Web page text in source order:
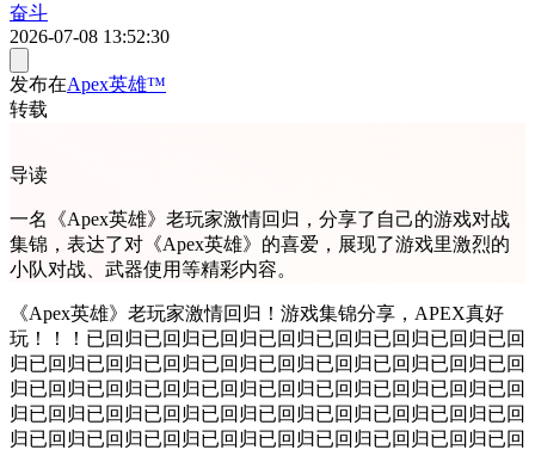
奋斗
2026-07-08 13:52:30
发布在Apex英雄™
转载
导读
一名《Apex英雄》老玩家激情回归，分享了自己的游戏对战
集锦，表达了对《Apex英雄》的喜爱，展现了游戏里激烈的
小队对战、武器使用等精彩内容。
《Apex英雄》老玩家激情回归！游戏集锦分享，APEX真好
玩！！！已回归已回归已回归已回归已回归已回归已回归已回
归已回归已回归已回归已回归已回归已回归已回归已回归已回
归已回归已回归已回归已回归已回归已回归已回归已回归已回
归已回归已回归已回归已回归已回归已回归已回归已回归已回
归已回归已回归已回归已回归已回归已回归已回归已回归已回